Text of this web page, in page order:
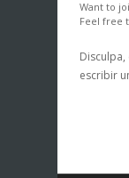
Want to
Feel free
escribir